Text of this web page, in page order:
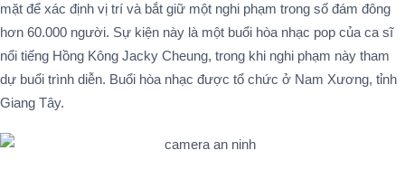
mặt để xác định vị trí và bắt giữ một nghi phạm trong số đám đông
hơn 60.000 người. Sự kiện này là một buổi hòa nhạc pop của ca sĩ
nổi tiếng Hồng Kông Jacky Cheung, trong khi nghi phạm này tham
dự buổi trình diễn. Buổi hòa nhạc được tổ chức ở Nam Xương, tỉnh
Giang Tây.